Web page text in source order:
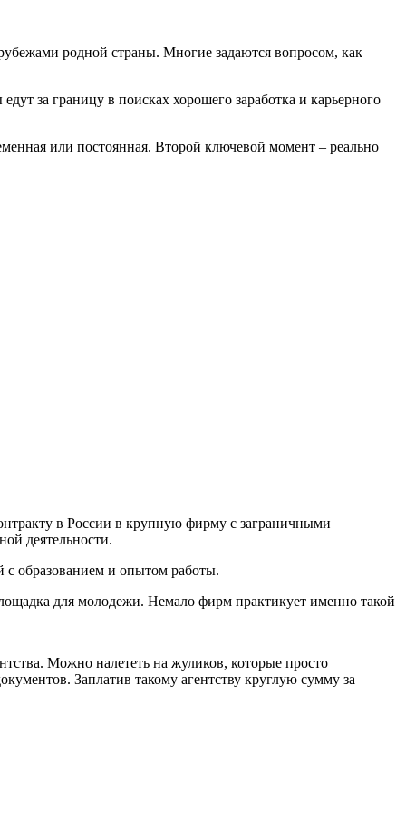
родной страны. Многие задаются вопросом, как
за границу в поисках хорошего заработка и карьерного
или постоянная. Второй ключевой момент – реально
в России в крупную фирму с заграничными
деятельности.
с образованием и опытом работы.
для молодежи. Немало фирм практикует именно такой
Можно налететь на жуликов, которые просто
Заплатив такому агентству круглую сумму за